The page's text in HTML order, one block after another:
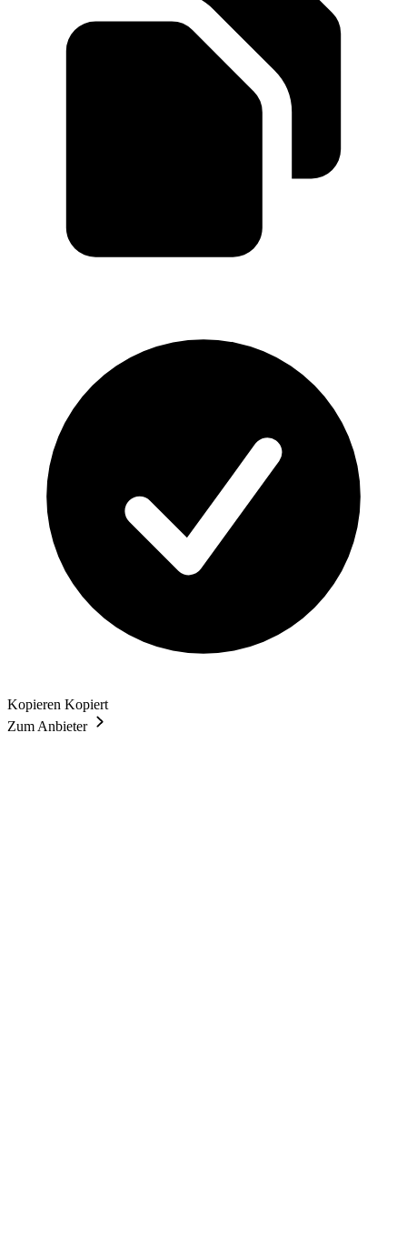
Kopieren Kopiert
Zum Anbieter